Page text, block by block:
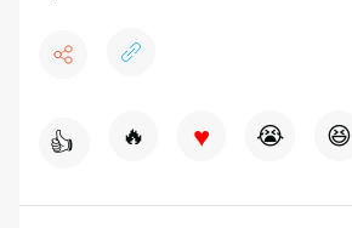
👍 🔥 ♥ 😭 😆